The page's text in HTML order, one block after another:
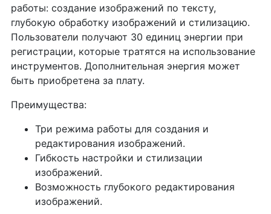
работы: создание изображений по тексту,
глубокую обработку изображений и стилизацию.
Пользователи получают 30 единиц энергии при
регистрации, которые тратятся на использование
инструментов. Дополнительная энергия может
быть приобретена за плату.
Преимущества:
Три режима работы для создания и
редактирования изображений.
Гибкость настройки и стилизации
изображений.
Возможность глубокого редактирования
изображений.